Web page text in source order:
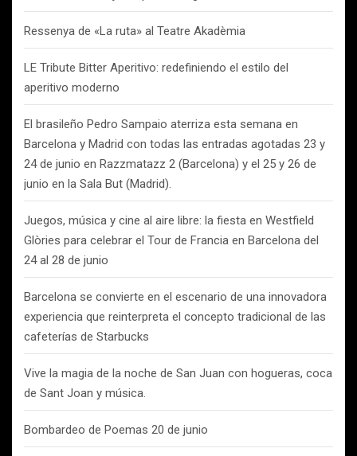
Ressenya de «La ruta» al Teatre Akadèmia
LE Tribute Bitter Aperitivo: redefiniendo el estilo del
aperitivo moderno
El brasileño Pedro Sampaio aterriza esta semana en
Barcelona y Madrid con todas las entradas agotadas 23 y
24 de junio en Razzmatazz 2 (Barcelona) y el 25 y 26 de
junio en la Sala But (Madrid).
Juegos, música y cine al aire libre: la fiesta en Westfield
Glòries para celebrar el Tour de Francia en Barcelona del
24 al 28 de junio
Barcelona se convierte en el escenario de una innovadora
experiencia que reinterpreta el concepto tradicional de las
cafeterías de Starbucks
Vive la magia de la noche de San Juan con hogueras, coca
de Sant Joan y música.
Bombardeo de Poemas 20 de junio